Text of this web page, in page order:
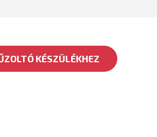
KÉSZÜLÉKHEZ